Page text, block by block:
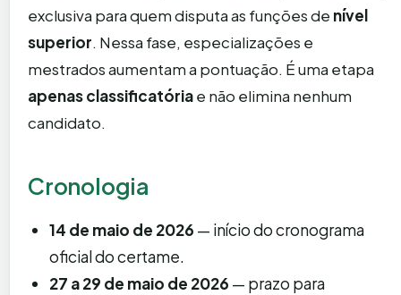
exclusiva para quem disputa as funções de nível
superior. Nessa fase, especializações e
mestrados aumentam a pontuação. É uma etapa
apenas classificatóriae não elimina nenhum
candidato.
Cronologia
14 de maio de 2026 — início do cronograma
oficial do certame.
27 a 29 de maio de 2026 — prazo para